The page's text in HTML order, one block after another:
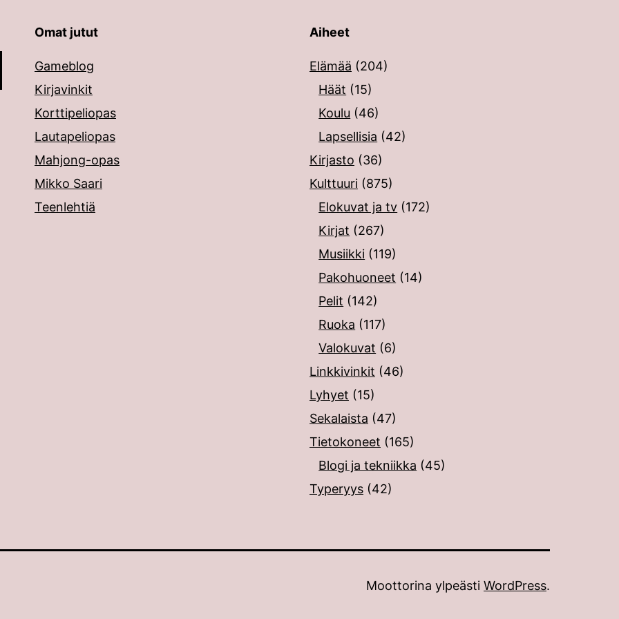
ylös ja alas ja siirtyä halutulle sivulle enterin painalluksella. Kosketusnäytöllisten laitteiden
Omat jutut
Gameblog
Kirjavinkit
Korttipeliopas
Lautapeliopas
Mahjong-opas
Mikko Saari
Teenlehtiä
Aiheet
Elämää (204)
Häät (15)
Koulu (46)
Lapsellisia (42)
Kirjasto (36)
Kulttuuri (875)
Elokuvat ja tv (172)
Kirjat (267)
Musiikki (119)
Pakohuoneet (14)
Pelit (142)
Ruoka (117)
Valokuvat (6)
Linkkivinkit (46)
Lyhyet (15)
Sekalaista (47)
Tietokoneet (165)
Blogi ja tekniikka (45)
Typeryys (42)
Moottorina ylpeästi WordPress.